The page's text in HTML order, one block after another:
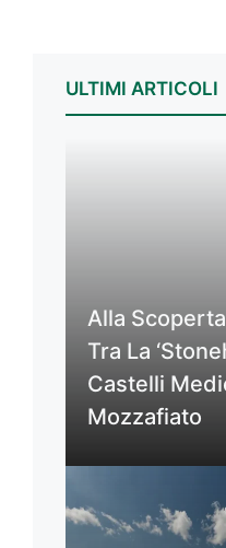
ULTIMI ARTICOLI
Alla
Tra La
Castelli
Mozzafiato